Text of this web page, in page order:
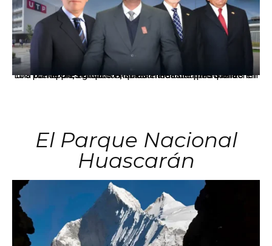
Los principales grupos empresariales del país mantienen una fuerte presencia en Áncash mediante inversiones en comercio, educación, salud e industria pesquera.
El Parque Nacional
Huascarán